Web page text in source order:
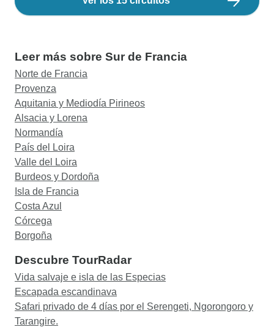
Leer más sobre Sur de Francia
Norte de Francia
Provenza
Aquitania y Mediodía Pirineos
Alsacia y Lorena
Normandía
País del Loira
Valle del Loira
Burdeos y Dordoña
Isla de Francia
Costa Azul
Córcega
Borgoña
Descubre TourRadar
Vida salvaje e isla de las Especias
Escapada escandinava
Safari privado de 4 días por el Serengeti, Ngorongoro y
Tarangire.